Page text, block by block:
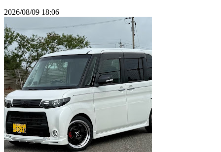
2026/08/09 18:06